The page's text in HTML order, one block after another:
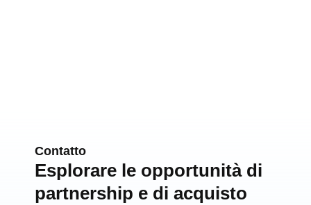
Contatto
Esplorare le opportunità di
partnership e di acquisto